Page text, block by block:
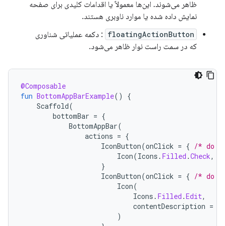
ظاهر می‌شوند. این‌ها معمولاً یا اقدامات کلیدی برای صفحه
نمایش داده شده یا موارد ناوبری هستند.
floatingActionButton : دکمه عملیاتی شناوری
که در سمت راست نوار ظاهر می‌شود.
@Composable
fun BottomAppBarExample()
{
Scaffold(
bottomBar = {
BottomAppBar(
actions = {
IconButton(onClick = { /* do
Icon(Icons . Filled .Check,
}
IconButton(onClick = { /* do
Icon(
Icons . Filled .Edit,
contentDescription =
)